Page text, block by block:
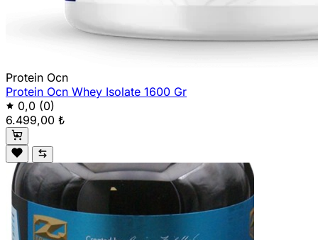
Protein Ocn
Protein Ocn Whey Isolate 1600 Gr
0,0 (0)
6.499,00 ₺